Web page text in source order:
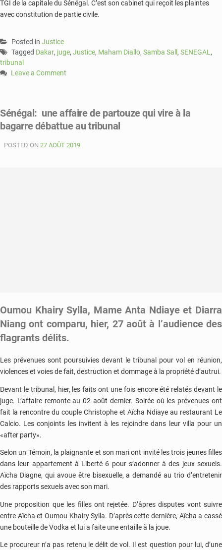
TGI de la capitale du Sénégal. C’est son cabinet qui reçoit les plaintes
avec constitution de partie civile.
Posted in Justice
Tagged Dakar, juge, Justice, Maham Diallo, Samba Sall, SENEGAL ,
tribunal
Leave a Comment
Maham
Diallo,
doyen
Sénégal: une affaire de partouze qui vire à la
bagarre débattue au tribunal
POSTED ON 27 AOÛT 2019
Oumou Khairy Sylla, Mame Anta Ndiaye et Diarra
Niang ont comparu, hier, 27 août à l’audience des
flagrants délits.
Les prévenues sont poursuivies devant le tribunal pour vol en réunion,
violences et voies de fait, destruction et dommage à la propriété d’autrui.
Devant le tribunal, hier, les faits ont une fois encore été relatés devant le
juge. L’affaire remonte au 02 août dernier. Soirée où les prévenues ont
fait la rencontre du couple Christophe et Aïcha Ndiaye au restaurant Le
Calcio. Les conjoints les invitent à les rejoindre dans leur villa pour un
«after party».
Selon un Témoin, la plaignante et son mari ont invité les trois jeunes filles
dans leur appartement à Liberté 6 pour s’adonner à des jeux sexuels.
Aïcha Diagne, qui avoue être bisexuelle, a demandé au trio d’entretenir
des rapports sexuels avec son mari.
Une proposition que les filles ont rejetée. D’âpres disputes vont suivre
entre Aïcha et Oumou Khairy Sylla. D’après cette dernière, Aïcha a cassé
une bouteille de Vodka et lui a faite une entaille à la joue.
Le procureur n’a pas retenu le délit de vol. Il est question pour lui, d’une